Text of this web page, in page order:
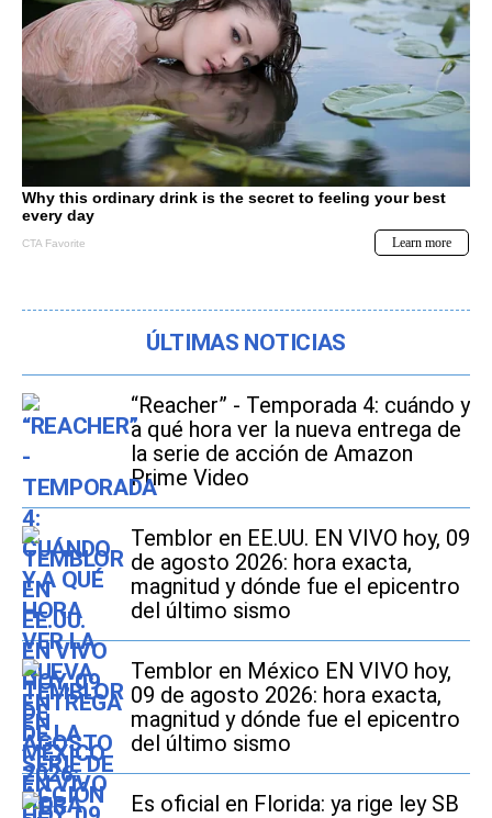
ÚLTIMAS NOTICIAS
“Reacher” - Temporada 4: cuándo y
a qué hora ver la nueva entrega de
la serie de acción de Amazon
Prime Video
Temblor en EE.UU. EN VIVO hoy, 09
de agosto 2026: hora exacta,
magnitud y dónde fue el epicentro
del último sismo
Temblor en México EN VIVO hoy,
09 de agosto 2026: hora exacta,
magnitud y dónde fue el epicentro
del último sismo
Es oficial en Florida: ya rige ley SB